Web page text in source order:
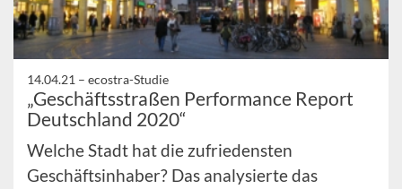
14.04.21 – ecostra-Studie
„Geschäftsstraßen Performance Report
Deutschland 2020“
Welche Stadt hat die zufriedensten
Geschäftsinhaber? Das analysierte das